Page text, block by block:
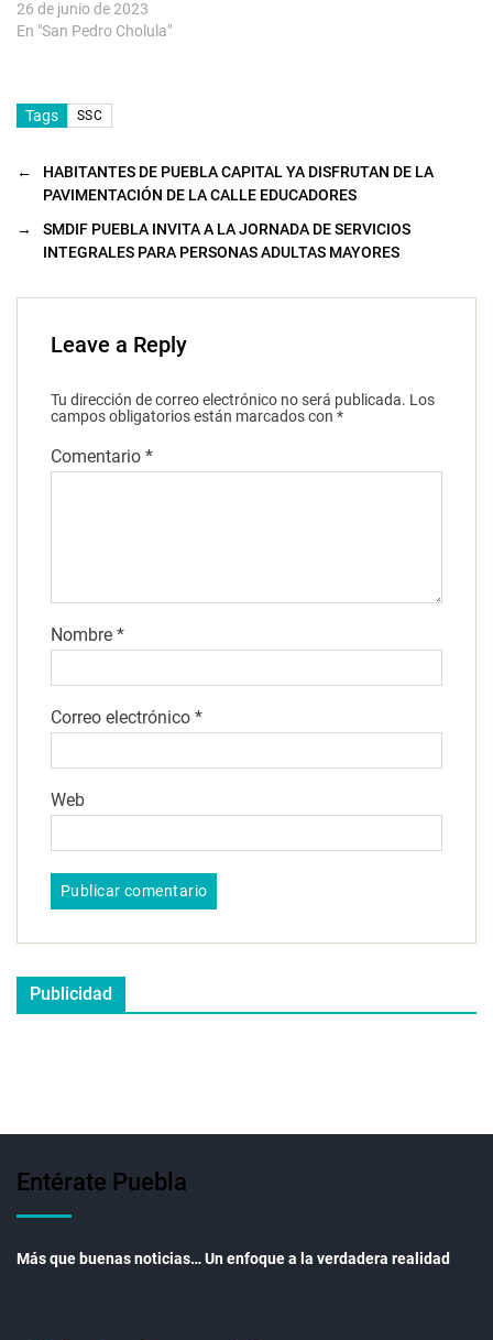
26 de junio de 2023
En "San Pedro Cholula"
Tags SSC
←
HABITANTES DE PUEBLA CAPITAL YA DISFRUTAN DE LA
PAVIMENTACIÓN DE LA CALLE EDUCADORES
→
SMDIF PUEBLA INVITA A LA JORNADA DE SERVICIOS
INTEGRALES PARA PERSONAS ADULTAS MAYORES
Leave a Reply
Tu dirección de correo electrónico no será publicada. Los
campos obligatorios están marcados con *
Comentario *
Nombre *
Correo electrónico *
Web
Publicidad
Entérate Puebla
Más que buenas noticias… Un enfoque a la verdadera realidad